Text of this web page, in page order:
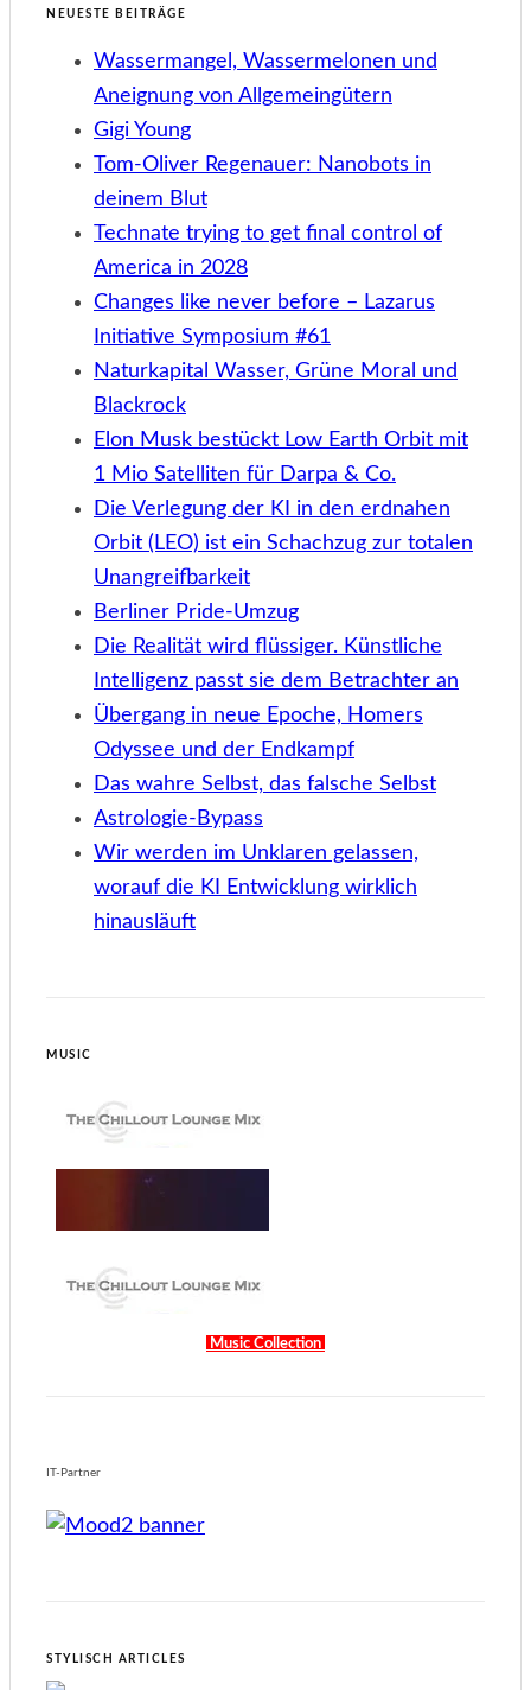
NEUESTE BEITRÄGE
Wassermangel, Wassermelonen und
Aneignung von Allgemeingütern
Gigi Young
Tom-Oliver Regenauer: Nanobots in
deinem Blut
Technate trying to get final control of
America in 2028
Changes like never before – Lazarus
Initiative Symposium #61
Naturkapital Wasser, Grüne Moral und
Blackrock
Elon Musk bestückt Low Earth Orbit mit
1 Mio Satelliten für Darpa & Co.
Die Verlegung der KI in den erdnahen
Orbit (LEO) ist ein Schachzug zur totalen
Unangreifbarkeit
Berliner Pride-Umzug
Die Realität wird flüssiger. Künstliche
Intelligenz passt sie dem Betrachter an
Übergang in neue Epoche, Homers
Odyssee und der Endkampf
Das wahre Selbst, das falsche Selbst
Astrologie-Bypass
Wir werden im Unklaren gelassen,
worauf die KI Entwicklung wirklich
hinausläuft
MUSIC
Music Collection
IT-Partner
STYLISCH ARTICLES